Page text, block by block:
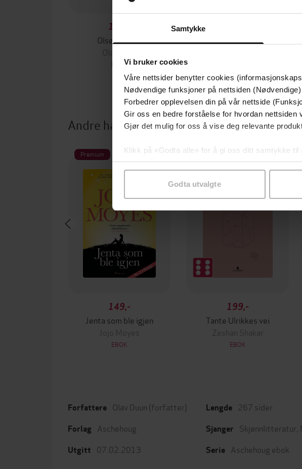
Samtykke
Vi bruker cookies
Våre nettsider benytter cookies
Nødvendige funksjoner på nettsiden (Nødvendige)
Forbedrer opplevelsen din på vår nettside
Gir oss en bedre forståelse for hvordan
Gjør det mulig for oss å vise deg relevante
Klikk på «Godta alle» for å gi oss ditt samtykke
samtykke til spesifikke formål ved å klikke på
Godta utvalgte
149,-
Olsøygutane
EBOK
Straumen og evja
Andre har også kjøpt
Premium
149,-
Jenta som ble igjen
Jojo Moyes
EBOK
199,-
Tante Ulrikkes vei
Zeshan Shakar
EBOK
Forfattere Olav Duun (forfatter)
Forlag Aschehoug
Utgitt 07.02.2013
Lengde 267 sider
Sjanger Skjønnlitteratur
Serie Aschehoug ebok